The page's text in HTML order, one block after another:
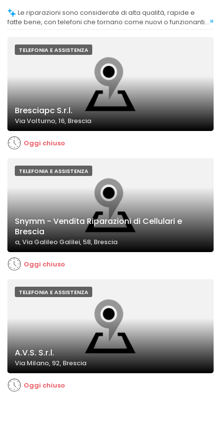
fatte bene, con telefoni che tornano come nuovi o funzionanti
»
TELEFONIA E ASSISTENZA
Bresciapc S.r.l.
Via Volturno, 16, Brescia
Oggi chiuso
TELEFONIA E ASSISTENZA
Snymm - Vendita Riparazioni di Cellulari e
Brescia
a, Via Galileo Galilei, 58, Brescia
Oggi chiuso
TELEFONIA E ASSISTENZA
A.V.S. S.r.l.
Via Milano, 92, Brescia
Oggi chiuso